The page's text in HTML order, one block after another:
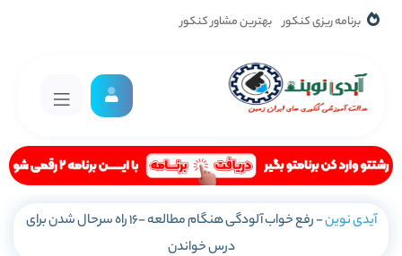
برنامه ریزی کنکور بهترین مشاور کنکور
آیدی نوین-
رفع خواب آلودگی هنگام مطالعه -16 راه سرحال شدن برای
درس خواندن